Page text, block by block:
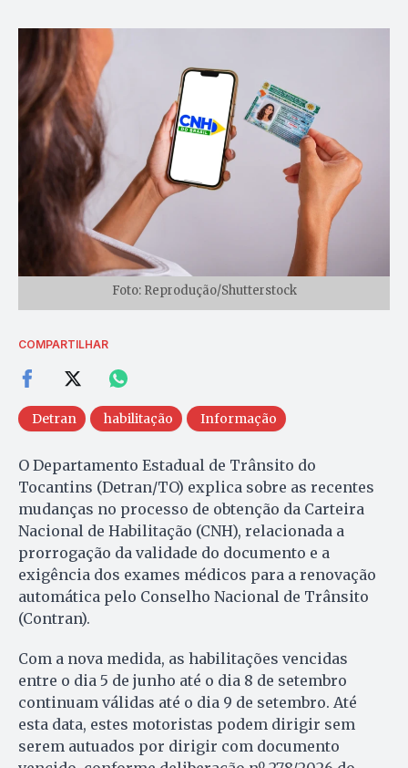
Foto: Reprodução/Shutterstock
COMPARTILHAR
Detran habilitação Informação
O Departamento Estadual de Trânsito do
Tocantins (Detran/TO) explica sobre as recentes
mudanças no processo de obtenção da Carteira
Nacional de Habilitação (CNH), relacionada a
prorrogação da validade do documento e a
exigência dos exames médicos para a renovação
automática pelo Conselho Nacional de Trânsito
(Contran).
Com a nova medida, as habilitações vencidas
entre o dia 5 de junho até o dia 8 de setembro
continuam válidas até o dia 9 de setembro. Até
esta data, estes motoristas podem dirigir sem
serem autuados por dirigir com documento